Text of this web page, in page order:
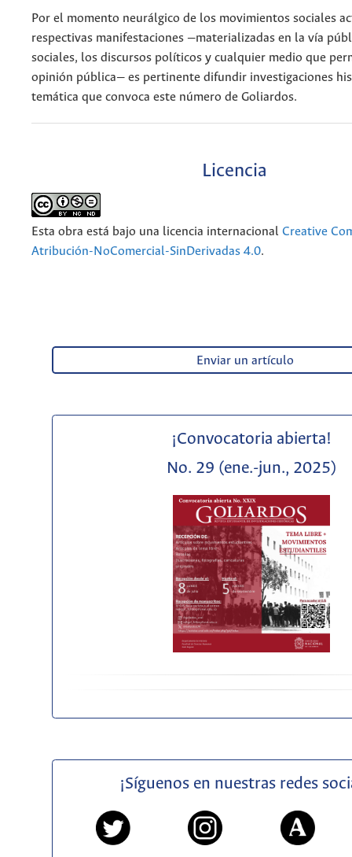
Por el momento neurálgico de los movimientos sociales
respectivas manifestaciones —materializadas en la vía
sociales, los discursos políticos y cualquier medio que
opinión pública— es pertinente difundir investigaciones
temática que convoca este número de Goliardos.
Licencia
Esta obra está bajo una licencia internacional Creative
Atribución-NoComercial-SinDerivadas 4.0.
Enviar un artículo
¡Convocatoria abierta!
No. 29 (ene.-jun., 2025)
¡Síguenos en nuestras redes